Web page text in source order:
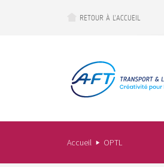
RETOUR À L’ACCUEIL
Accueil OPTL